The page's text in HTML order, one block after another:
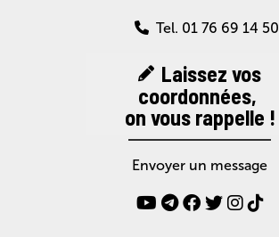
Tel. 01 76 69 14 50
Laissez vos
coordonnées,
on vous rappelle !
Envoyer un message